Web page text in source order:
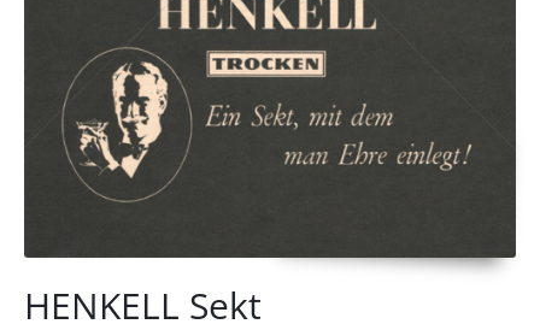
HENKELL Sekt